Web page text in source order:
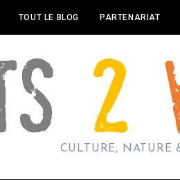
TOUT LE BLOG PARTENARIAT
CULTURE, NATURE